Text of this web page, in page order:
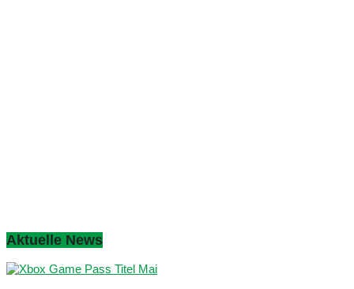
Aktuelle News